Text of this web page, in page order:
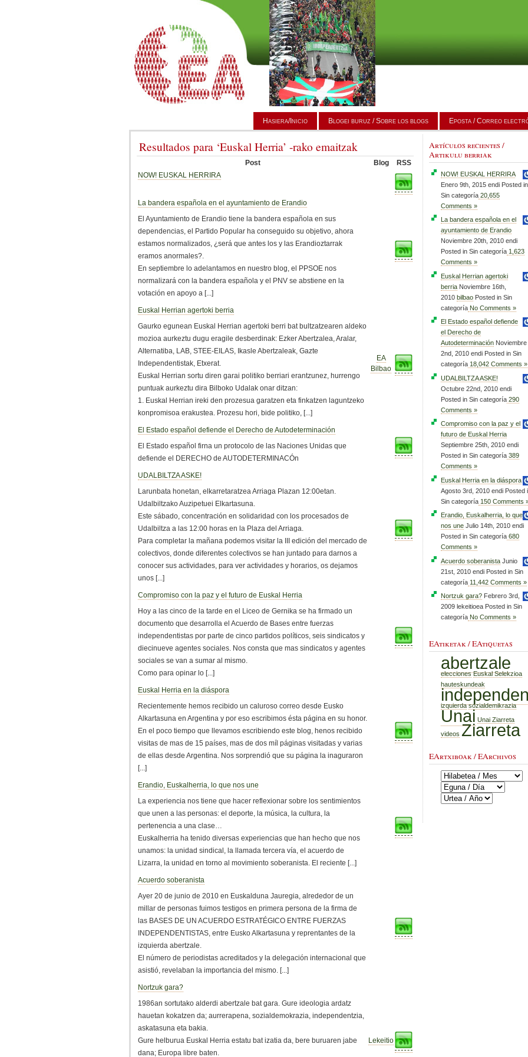
Hasiera/Inicio Blogei buruz / Sobre los blogs Eposta / Correo
Resultados para ‘Euskal Herria’ -rako emaitzak
Post Blog
RSS
NOW! EUSKAL HERRIRA
La bandera española en el ayuntamiento de Erandio
El Ayuntamiento de Erandio tiene la bandera española en sus
dependencias, el Partido Popular ha conseguido su objetivo, ahora
estamos normalizados, ¿será que antes los y las Erandioztarrak
eramos anormales?.
En septiembre lo adelantamos en nuestro blog, el PPSOE nos
normalizará con la bandera española y el PNV se abstiene en la
votación en apoyo a [...]
Euskal Herrian agertoki berria
Gaurko egunean Euskal Herrian agertoki berri bat bultzatzearen aldeko
mozioa aurkeztu dugu eragile desberdinak: Ezker Abertzalea, Aralar,
Alternatiba, LAB, STEE-EILAS, Ikasle Abertzaleak, Gazte
Independentistak, Etxerat.
Euskal Herrian sortu diren garai politiko berriari erantzunez, hurrengo
puntuak aurkeztu dira Bilboko Udalak onar ditzan:
1. Euskal Herrian ireki den prozesua garatzen eta finkatzen laguntzeko
konpromisoa erakustea. Prozesu hori, bide politiko, [...]
EA
Bilbao
El Estado español defiende el Derecho de Autodeterminación
El Estado español firna un protocolo de las Naciones Unidas que
defiende el DERECHO de AUTODETERMINACÓn
UDALBILTZA ASKE!
Larunbata honetan, elkarretaratzea Arriaga Plazan 12:00etan.
Udalbiltzako Auzipetuei Elkartasuna.
Este sábado, concentración en solidaridad con los procesados de
Udalbiltza a las 12:00 horas en la Plaza del Arriaga.
Para completar la mañana podemos visitar la III edición del mercado de
colectivos, donde diferentes colectivos se han juntado para darnos a
conocer sus actividades, para ver actividades y horarios, os dejamos
unos [...]
Compromiso con la paz y el futuro de Euskal Herria
Hoy a las cinco de la tarde en el Liceo de Gernika se ha firmado un
documento que desarrolla el Acuerdo de Bases entre fuerzas
independentistas por parte de cinco partidos políticos, seis sindicatos y
diecinueve agentes sociales. Nos consta que mas sindicatos y agentes
sociales se van a sumar al mismo.
Como para opinar lo [...]
Euskal Herria en la diáspora
Recientemente hemos recibido un caluroso correo desde Eusko
Alkartasuna en Argentina y por eso escribimos ésta página en su honor.
En el poco tiempo que llevamos escribiendo este blog, henos recibido
visitas de mas de 15 países, mas de dos míl páginas visitadas y varias
de ellas desde Argentina. Nos sorprendió que su página la inaguraron
[...]
Erandio, Euskalherria, lo que nos une
La experiencia nos tiene que hacer reflexionar sobre los sentimientos
que unen a las personas: el deporte, la música, la cultura, la
pertenencia a una clase…
Euskalherria ha tenido diversas experiencias que han hecho que nos
unamos: la unidad sindical, la llamada tercera vía, el acuerdo de
Lizarra, la unidad en torno al movimiento soberanista. El reciente [...]
Acuerdo soberanista
Ayer 20 de junio de 2010 en Euskalduna Jauregia, alrededor de un
millar de personas fuimos testigos en primera persona de la firma de
las BASES DE UN ACUERDO ESTRATÉGICO ENTRE FUERZAS
INDEPENDENTISTAS, entre Eusko Alkartasuna y reprentantes de la
izquierda abertzale.
El número de periodistas acreditados y la delegación internacional que
asistió, revelaban la importancia del mismo. [...]
Nortzuk gara?
1986an sortutako alderdi abertzale bat gara. Gure ideologia ardatz
hauetan kokatzen da; aurrerapena, sozialdemokrazia, independentzia,
askatasuna eta bakia.
Gure helburua Euskal Herria estatu bat izatia da, bere buruaren jabe
dana; Europa libre baten.
Lekeitio
Artículos recientes /
Artikulu berriak
NOW! EUSKAL HERRIRA
Enero 9th, 2015 endi Posted in
Sin categoría 20,655
Comments »
La bandera española en el
ayuntamiento de Erandio
Noviembre 20th, 2010 endi
Posted in Sin categoría 1,623
Comments »
Euskal Herrian agertoki
berria Noviembre 16th,
2010 bilbao Posted in Sin
categoría No Comments »
El Estado español defiende
el Derecho de
Autodeterminación Noviembre
2nd, 2010 endi Posted in Sin
categoría 18,042 Comments »
UDALBILTZA ASKE!
Octubre 22nd, 2010 endi
Posted in Sin categoría 290
Comments »
Compromiso con la paz y el
futuro de Euskal Herria
Septiembre 25th, 2010 endi
Posted in Sin categoría 389
Comments »
Euskal Herria en la diáspora
Agosto 3rd, 2010 endi Posted
Sin categoría 150 Comments
Erandio, Euskalherria, lo que
nos une Julio 14th, 2010 endi
Posted in Sin categoría 680
Comments »
Acuerdo soberanista Junio
21st, 2010 endi Posted in Sin
categoría 11,442 Comments »
Nortzuk gara? Febrero 3rd,
2009 lekeitioea Posted in Sin
categoría No Comments »
EAtiketak / EAtiquetas
abertzale
elecciones Euskal Selekzioa
hauteskundeak
izquierda sozialdemikrazia
Unai Unai Ziarreta
videos Ziarreta
EArtxiboak / EArchivos